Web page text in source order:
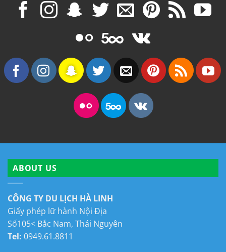
ABOUT US
CÔNG TY DU LỊCH HÀ LINH
Giấy phép lữ hành Nội Địa
Số105< Bắc Nam, Thái Nguyên
Tel: 0949.61.8811